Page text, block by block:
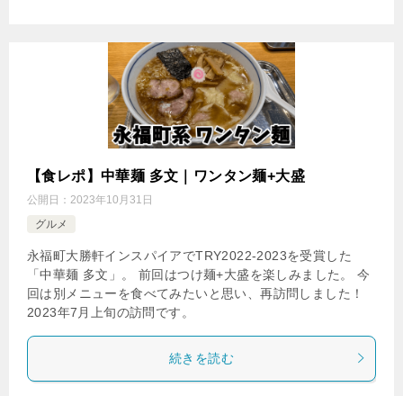
【食レポ】中華麺 多文｜ワンタン麺+大盛
公開日： 2023年10月31日
グルメ
永福町大勝軒インスパイアでTRY2022-2023を受賞した
「中華麺 多文」。 前回はつけ麺+大盛を楽しみました。 今
回は別メニューを食べてみたいと思い、再訪問しました！
2023年7月上旬の訪問です。
続きを読む